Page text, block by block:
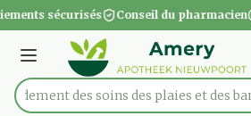
Aller au contenu
1 de 1
sécurisés Conseil du pharmacien
Menu
Rechercherdes soins des plaies et des